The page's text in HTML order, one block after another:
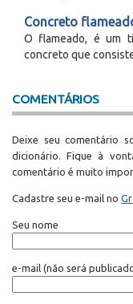
Concreto
O flameado, é um
concreto que
COMENTÁRIOS
Deixe seu comentário
dicionário. Fique à
comentário é muito
Cadastre seu e-mail no
Seu nome
e-mail (não será